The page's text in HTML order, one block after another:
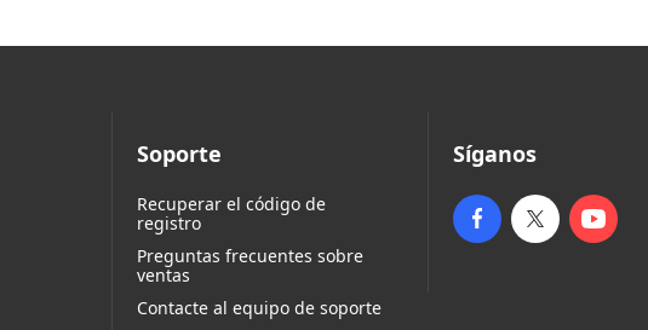
Soporte
Recuperar el código de
registro
Preguntas frecuentes sobre
ventas
Contacte al equipo de soporte
Síganos